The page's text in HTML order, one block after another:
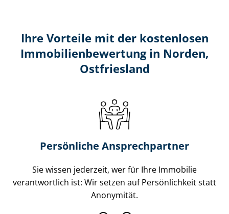
Ihre Vorteile mit der kostenlosen
Im­mo­bi­li­en­be­wer­tung in Norden,
Ostfriesland
Persönliche Ansprechpartner
Sie wissen jederzeit, wer für Ihre Immobilie
verantwortlich ist: Wir setzen auf Persönlichkeit statt
Anonymität.